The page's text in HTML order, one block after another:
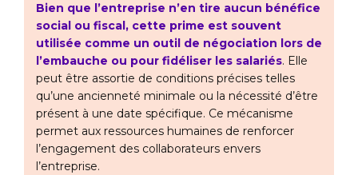
Bien que l’entreprise n’en tire aucun bénéfice
social ou fiscal, cette prime est souvent
utilisée comme un outil de négociation lors de
l’embauche ou pour fidéliser les salariés. Elle
peut être assortie de conditions précises telles
qu’une ancienneté minimale ou la nécessité d’être
présent à une date spécifique. Ce mécanisme
permet aux ressources humaines de renforcer
l’engagement des collaborateurs envers
l’entreprise.